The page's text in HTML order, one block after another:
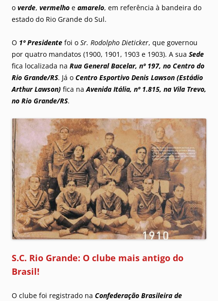
o verde, vermelho e amarelo, em referência à bandeira do
estado do Rio Grande do Sul.
O 1º Presidente foi o Sr. Rodolpho Dieticker, que governou
por quatro mandatos (1900, 1901, 1903 e 1903). A sua Sede
fica localizada na Rua General Bacelar, nº 197, no Centro do
Rio Grande/RS. Já o Centro Esportivo Denis Lawson (Estádio
Arthur Lawson) fica naAvenida Itália, nº 1.815, na Vila Trevo,
no Rio Grande/RS.
S.C. Rio Grande: O clube mais antigo do
Brasil!
O clube foi registrado na Confederação Brasileira de